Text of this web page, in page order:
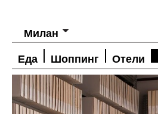
Милан
Еда Шоппинг Отели